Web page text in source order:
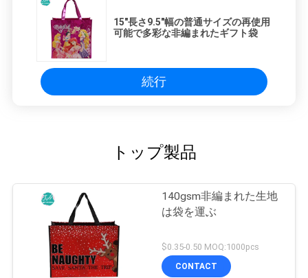
15"長さ9.5"幅の普通サイズの再使用
可能で多彩な非編まれたギフト袋
続行
トップ製品
140gsm非編まれた生地
は袋を運ぶ
$0.35-0.50 MOQ:1000pcs
CONTACT